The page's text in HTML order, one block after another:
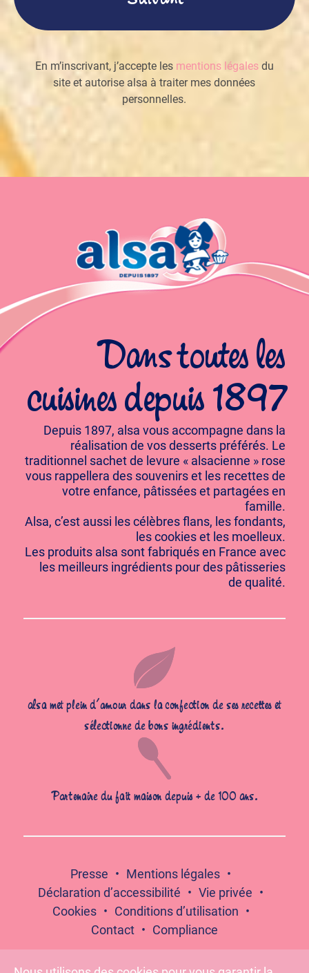
En m’inscrivant, j’accepte les mentions légalesdu
site et autorise alsa à traiter mes données
personnelles.
alsa met plein d’amour dans la confection de ses recettes et
sélectionne de bons ingrédients.
Partenaire du fait maison depuis + de 100 ans.
Dans toutes les
cuisines depuis 1897
Depuis 1897, alsa vous accompagne dans la
réalisation de vos desserts préférés. Le
traditionnel sachet de levure « alsacienne » rose
vous rappellera des souvenirs et les recettes de
votre enfance, pâtissées et partagées en
famille.
Alsa, c’est aussi les célèbres flans, les fondants,
les cookies et les moelleux.
Les produits alsa sont fabriqués en France avec
les meilleurs ingrédients pour des pâtisseries
de qualité.
Presse
Mentions légales
Déclaration d’accessibilité
Vie privée
Cookies
Conditions d’utilisation
Contact
Compliance